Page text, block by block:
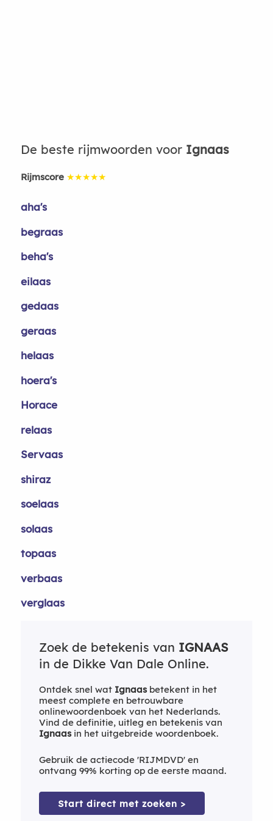
De beste rijmwoorden voor Ignaas
Rijmscore ★★★★★
aha's
begraas
beha's
eilaas
gedaas
geraas
helaas
hoera's
Horace
relaas
Servaas
shiraz
soelaas
solaas
topaas
verbaas
verglaas
Zoek de betekenis van IGNAAS
in de Dikke Van Dale Online.
Ontdek snel wat Ignaasbetekent in het
meest complete en betrouwbare
onlinewoordenboek van het Nederlands.
Vind de definitie, uitleg en betekenis van
Ignaasin het uitgebreide woordenboek.
Gebruik de actiecode 'RIJMDVD' en
ontvang 99% korting op de eerste maand.
Start direct met zoeken >